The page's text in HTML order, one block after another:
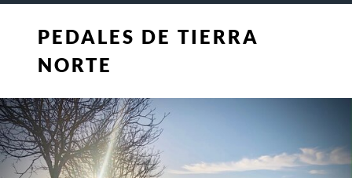
PEDALES DE TIERRA
NORTE